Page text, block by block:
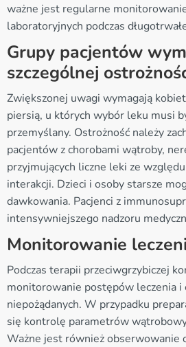
ważne jest regularne
laboratoryjnych podczas
Grupy pacjentów
szczególnej
Zwiększonej uwagi wymagają
piersią, u których wybór leku musi
przemyślany. Ostrożność należy
pacjentów z chorobami wątroby,
przyjmujących liczne leki ze
interakcji. Dzieci i osoby starsze
dawkowania. Pacjenci z
intensywniejszego nadzoru
Monitorowanie
Podczas terapii przeciwgrzybiczej
monitorowanie postępów leczenia i
niepożądanych. W przypadku
się kontrolę parametrów
Ważne jest również obserwowanie